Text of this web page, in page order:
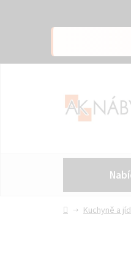
Vše o nákupu
DomůKuchyně a